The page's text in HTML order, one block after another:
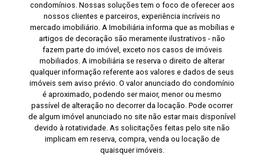
condomínios. Nossas soluções tem o foco de oferecer aos
nossos clientes e parceiros, experiência incríveis no
mercado imobiliário. A Imobiliária informa que as mobílias e
artigos de decoração são meramente ilustrativos - não
fazem parte do imóvel, exceto nos casos de imóveis
mobiliados. A imobiliária se reserva o direito de alterar
qualquer informação referente aos valores e dados de seus
imóveis sem aviso prévio. O valor anunciado do condomínio
é aproximado, podendo ser maior, menor ou mesmo
passível de alteração no decorrer da locação. Pode ocorrer
de algum imóvel anunciado no site não estar mais disponível
devido à rotatividade. As solicitações feitas pelo site não
implicam em reserva, compra, venda ou locação de
quaisquer imóveis.